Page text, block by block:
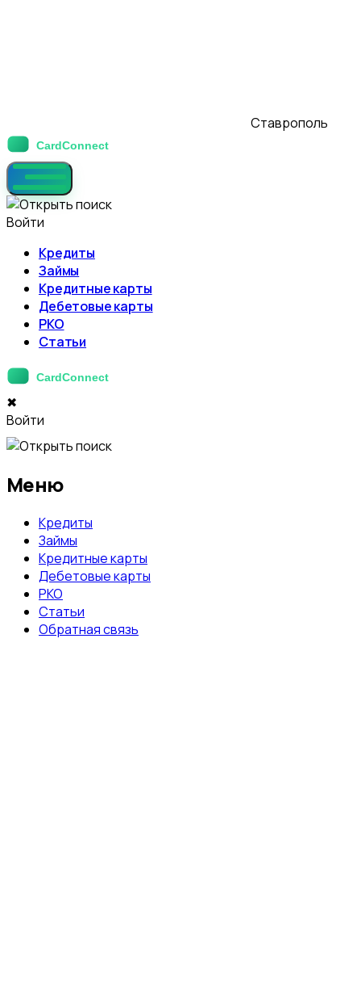
Ставрополь
Войти
Кредиты
Займы
Кредитные карты
Дебетовые карты
РКО
Статьи
✖
Войти
Меню
Кредиты
Займы
Кредитные карты
Дебетовые карты
РКО
Статьи
Обратная связь